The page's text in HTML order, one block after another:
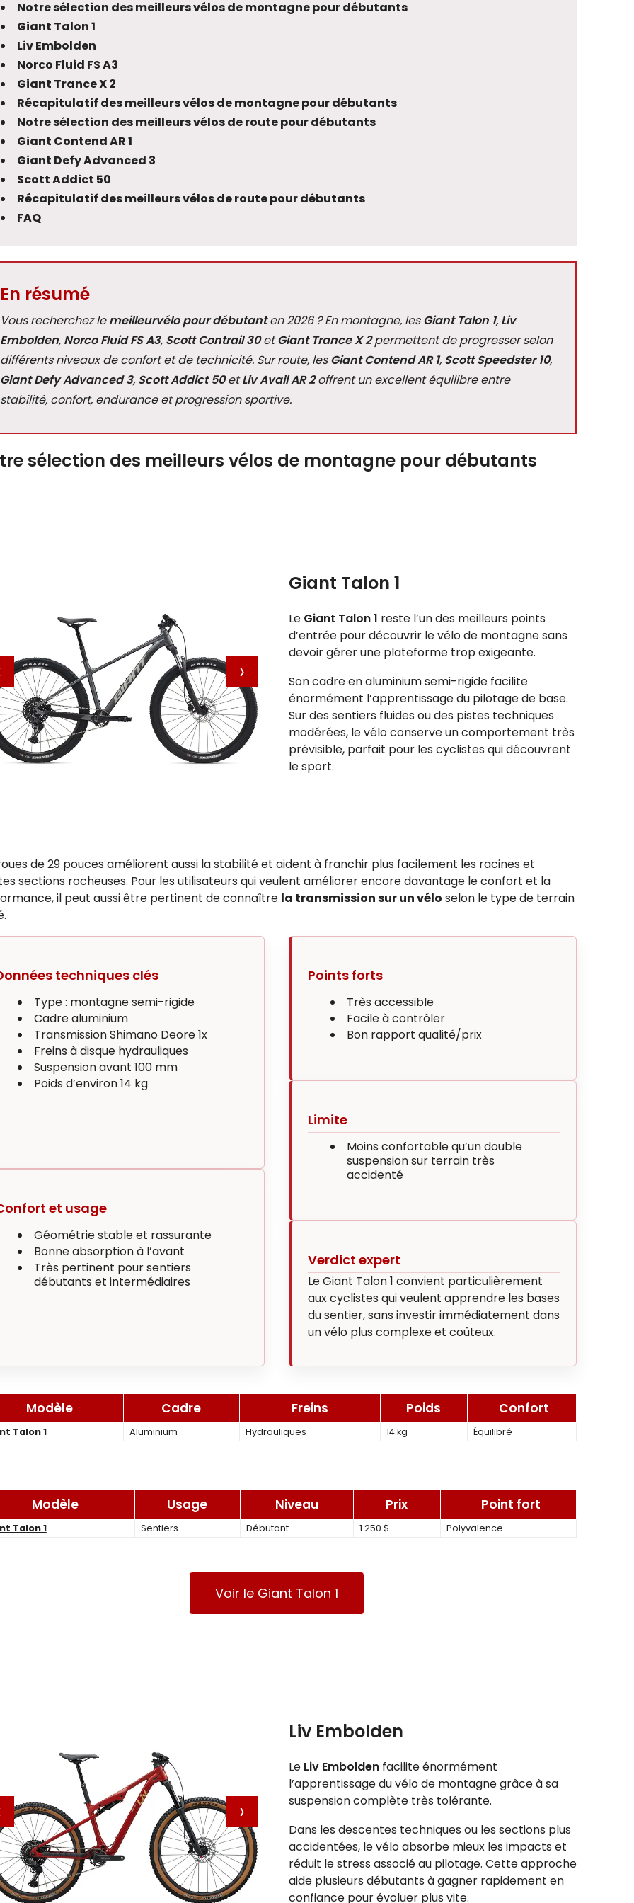
Notre sélection des meilleurs vélos de montagne pour débutants
Giant Talon 1
Liv Embolden
Norco Fluid FS A3
Giant Trance X 2
Récapitulatif des meilleurs vélos de montagne pour débutants
Notre sélection des meilleurs vélos de route pour débutants
Giant Contend AR 1
Giant Defy Advanced 3
Scott Addict 50
Récapitulatif des meilleurs vélos de route pour débutants
FAQ
En résumé
Vous recherchez lemeilleurvélo pour débutanten 2026 ? En montagne, lesGiant Talon 1, Liv
Embolden, Norco Fluid FS A3, Scott Contrail 30etGiant Trance X 2permettent de progresser selon
différents niveaux de confort et de technicité. Sur route, lesGiant Contend AR 1, Scott Speedster 10,
Giant Defy Advanced 3, Scott Addict 50etLiv Avail AR 2offrent un excellent équilibre entre
stabilité, confort, endurance et progression sportive.
sélection des meilleurs vélos de montagne pour débutants
›
Giant Talon 1
Le Giant Talon 1 reste l’un des meilleurs points
d’entrée pour découvrir le vélo de montagne sans
devoir gérer une plateforme trop exigeante.
Son cadre en aluminium semi-rigide facilite
énormément l’apprentissage du pilotage de base.
Sur des sentiers fluides ou des pistes techniques
modérées, le vélo conserve un comportement très
prévisible, parfait pour les cyclistes qui découvrent
le sport.
de 29 pouces améliorent aussi la stabilité et aident à franchir plus facilement les racines et
sections rocheuses. Pour les utilisateurs qui veulent améliorer encore davantage le confort et la
il peut aussi être pertinent de connaître la transmission sur un vélo selon le type de terrain
techniques clés
Type : montagne semi-rigide
Cadre aluminium
Transmission Shimano Deore 1x
Freins à disque hydrauliques
Suspension avant 100 mm
Poids d’environ 14 kg
et usage
Géométrie stable et rassurante
Bonne absorption à l’avant
Très pertinent pour sentiers
débutants et intermédiaires
Points forts
Très accessible
Facile à contrôler
Bon rapport qualité/prix
Limite
Moins confortable qu’un double
suspension sur terrain très
accidenté
Verdict expert
Le Giant Talon 1 convient particulièrement
aux cyclistes qui veulent apprendre les bases
du sentier, sans investir immédiatement dans
un vélo plus complexe et coûteux.
Modèle Cadre Freins Poids Confort
Talon 1 Aluminium Hydrauliques 14 kg Équilibré
Modèle Usage Niveau Prix Point fort
Talon 1 Sentiers Débutant 1 250 $ Polyvalence
Voir le Giant Talon 1
›
Liv Embolden
Le Liv Emboldenfacilite énormément
l’apprentissage du vélo de montagne grâce à sa
suspension complète très tolérante.
Dans les descentes techniques ou les sections plus
accidentées, le vélo absorbe mieux les impacts et
réduit le stress associé au pilotage. Cette approche
aide plusieurs débutants à gagner rapidement en
confiance pour évoluer plus vite.